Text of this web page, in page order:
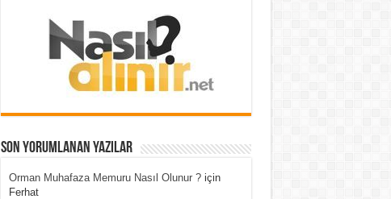
Son Yorumlanan Yazılar
Orman Muhafaza Memuru Nasıl Olunur ?için
Ferhat